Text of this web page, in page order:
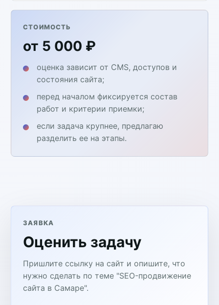
СТОИМОСТЬ
от 5 000 ₽
оценка зависит от CMS, доступов и
состояния сайта;
перед началом фиксируется состав
работ и критерии приемки;
если задача крупнее, предлагаю
разделить ее на этапы.
ЗАЯВКА
Оценить задачу
Пришлите ссылку на сайт и опишите, что
нужно сделать по теме "SEO-продвижение
сайта в Самаре".